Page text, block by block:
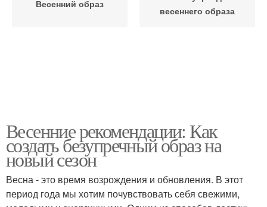
Весенний образ
весеннего образа
Весенние рекомендации: Как
создать безупречный образ на
новый сезон
Весна - это время возрождения и обновления. В этот
период года мы хотим почувствовать себя свежими,